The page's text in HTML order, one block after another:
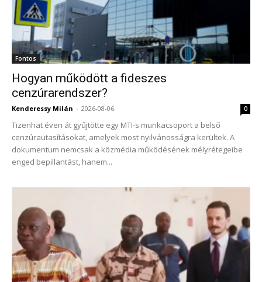
Fontos
Hogyan működött a fideszes
cenzúrarendszer?
Kenderessy Milán - 2026-08-06 0
Tizenhat éven át gyűjtötte egy MTI‑s munkacsoport a belső
cenzúrautasításokat, amelyek most nyilvánosságra kerültek. A
dokumentum nemcsak a közmédia működésének mélyrétegeibe
enged bepillantást, hanem...